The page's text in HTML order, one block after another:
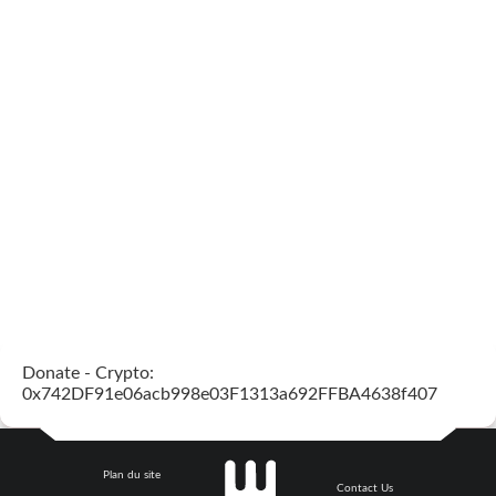
Donate - Crypto:
0x742DF91e06acb998e03F1313a692FFBA4638f407
Plan du site
Contact Us